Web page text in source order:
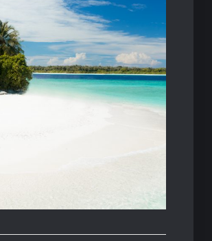
isole spagnole, Maiorca è senza
delle più rinomate. Ogni anno,
di giovani italiani si preparano per
passarci una vacanza al…